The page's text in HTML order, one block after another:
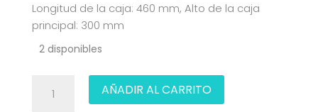
Longitud de la caja: 460 mm, Alto de la caja
principal: 300 mm
2 disponibles
AÑADIR AL CARRITO